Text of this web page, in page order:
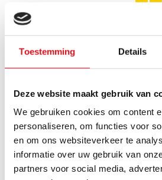
Toestemming Details
Deze website maakt gebruik van
We gebruiken cookies om content
personaliseren, om functies voor
en om ons websiteverkeer te
informatie over uw gebruik van
partners voor social media,
Le radiateur électrique de
salle de bain Oppio E-basic
est la forme de chauffag..
Commandé avant 15h00
Ce
de
ÉLECTRIQUE